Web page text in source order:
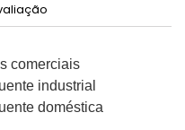
comerciais
industrial
doméstica